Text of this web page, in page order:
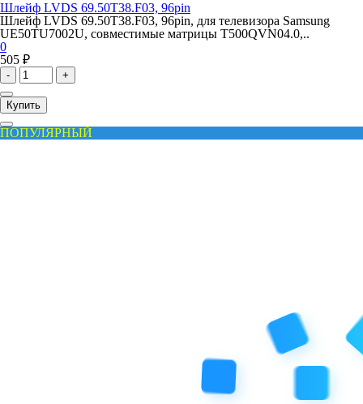
Шлейф LVDS 69.50T38.F03, 96pin
Шлейф LVDS 69.50T38.F03, 96pin, для телевизора Samsung
UE50TU7002U, совместимые матрицы T500QVN04.0,..
0
505 ₽
- +
Купить
ПОПУЛЯРНЫЙ